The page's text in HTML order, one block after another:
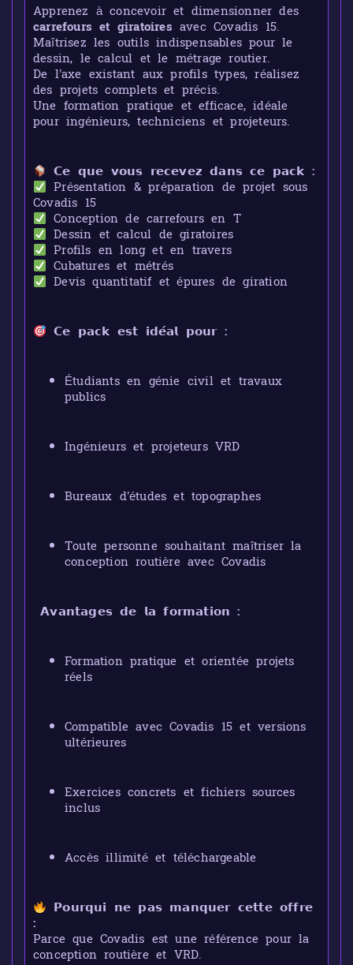
Apprenez à concevoir et dimensionner des
carrefours et giratoires avec Covadis 15.
Maîtrisez les outils indispensables pour le
dessin, le calcul et le métrage routier.
De l’axe existant aux profils types, réalisez
des projets complets et précis.
Une formation pratique et efficace, idéale
pour ingénieurs, techniciens et projeteurs.
𝗖𝗲 𝗾𝘂𝗲 𝘃𝗼𝘂𝘀 𝗿𝗲𝗰𝗲𝘃𝗲𝘇 𝗱𝗮𝗻𝘀 𝗰𝗲 𝗽𝗮𝗰𝗸 :
Présentation & préparation de projet sous
Covadis 15
Conception de carrefours en T
Dessin et calcul de giratoires
Profils en long et en travers
Cubatures et métrés
Devis quantitatif et épures de giration
𝗖𝗲 𝗽𝗮𝗰𝗸 𝗲𝘀𝘁 𝗶𝗱𝗲́𝗮𝗹 𝗽𝗼𝘂𝗿 :
Étudiants en génie civil et travaux
publics
Ingénieurs et projeteurs VRD
Bureaux d’études et topographes
Toute personne souhaitant maîtriser la
conception routière avec Covadis
𝗔𝘃𝗮𝗻𝘁𝗮𝗴𝗲𝘀 𝗱𝗲 𝗹𝗮 𝗳𝗼𝗿𝗺𝗮𝘁𝗶𝗼𝗻 :
Formation pratique et orientée projets
réels
Compatible avec Covadis 15 et versions
ultérieures
Exercices concrets et fichiers sources
inclus
Accès illimité et téléchargeable
𝗣𝗼𝘂𝗿𝗾𝘂𝗶 𝗻𝗲 𝗽𝗮𝘀 𝗺𝗮𝗻𝗾𝘂𝗲𝗿 𝗰𝗲𝘁𝘁𝗲 𝗼𝗳𝗳𝗿𝗲
:
Parce que Covadis est une référence pour la
conception routière et VRD.